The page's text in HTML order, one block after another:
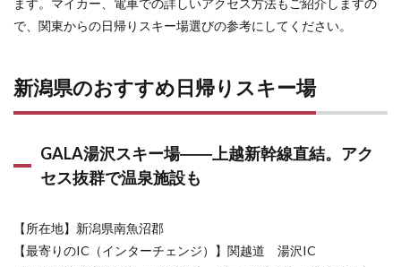
軽井沢
スノー
約100
雪質抜
群の軽
井沢の
リース
キー場
ます。マイカー、電車での詳しいアクセス方法もご紹介しますの
で、関東からの日帰りスキー場選びの参考にしてください。
新潟県のおすすめ日帰りスキー場
GALA湯沢スキー場――上越新幹線直結。アク
セス抜群で温泉施設も
【所在地】新潟県南魚沼郡
【最寄りのIC（インターチェンジ）】関越道 湯沢IC